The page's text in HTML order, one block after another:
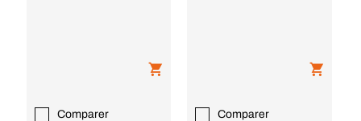
Comparer Comparer